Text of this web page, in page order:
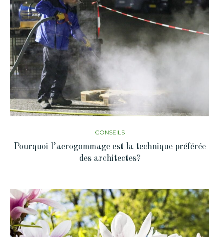
CONSEILS
Pourquoi l’aerogommage est la technique préférée
des architectes?